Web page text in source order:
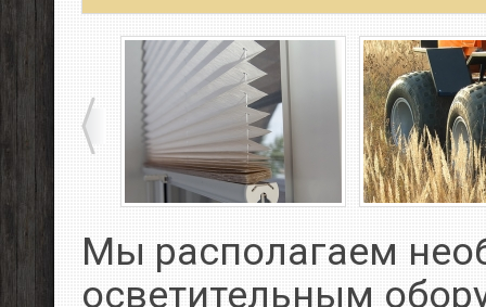
Мы располагаем
осветительным